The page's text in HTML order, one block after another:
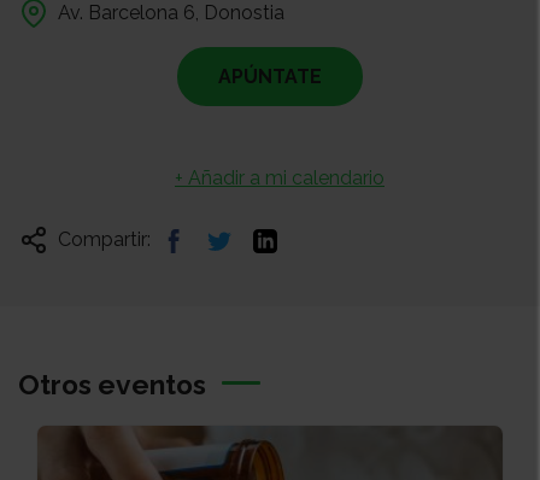
Av. Barcelona 6, Donostia
APÚNTATE
+ Añadir a mi calendario
Compartir:
Otros eventos